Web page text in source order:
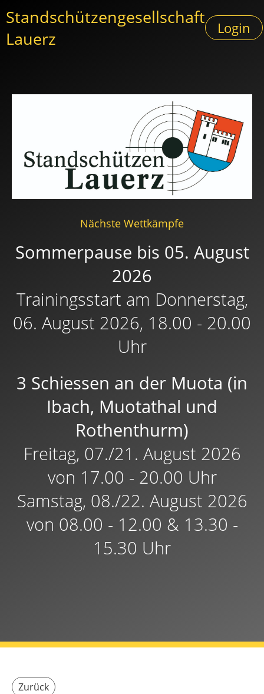
Standschützengesellschaft
Lauerz
Login
Nächste Wettkämpfe
Sommerpause bis 05. August
2026
Trainingsstart am Donnerstag,
06. August 2026, 18.00 - 20.00
Uhr
3 Schiessen an der Muota (in
Ibach, Muotathal und
Rothenthurm)
Freitag, 07./21. August 2026
von 17.00 - 20.00 Uhr
Samstag, 08./22. August 2026
von 08.00 - 12.00 & 13.30 -
15.30 Uhr
Zurück